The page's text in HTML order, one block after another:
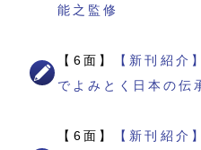
能之監修
【6面】
【新刊紹
でよみとく日本の
【6面】
【新刊紹